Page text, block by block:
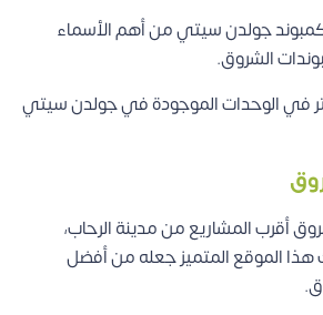
جولدن سيتي من أهم الأسماء
الشروق.
في الوحدات الموجودة في جولدن سيتي
أقرب المشاريع من مدينة الرحاب،
هذا الموقع المتميز جعله من أفضل